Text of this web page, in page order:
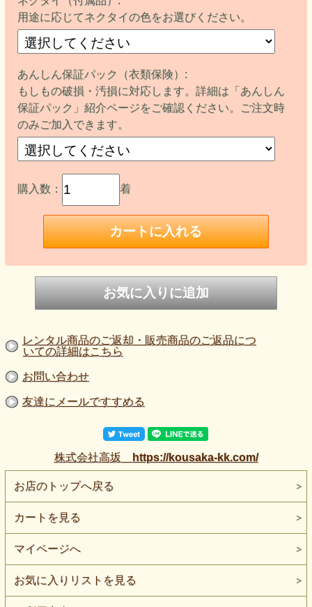
用途に応じてネクタイの色をお選びください。
あんしん保証パック（衣類保険）:
もしもの破損・汚損に対応します。詳細は「あんしん
保証パック」紹介ページをご確認ください。ご注文時
のみご加入できます。
購入数： 着
レンタル商品のご返却・販売商品のご返品につ
いての詳細はこちら
お問い合わせ
友達にメールですすめる
株式会社高坂 https://kousaka-kk.com/
お店のトップへ戻る
カートを見る
マイページへ
お気に入りリストを見る